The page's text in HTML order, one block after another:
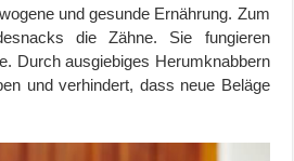
und gesunde Ernährung. Zum
die Zähne. Sie fungieren
Durch ausgiebiges Herumknabbern
und verhindert, dass neue Beläge